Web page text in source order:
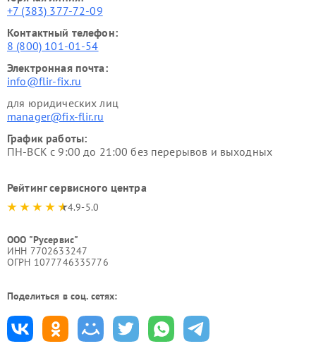
+7 (383) 377-72-09
Контактный телефон:
8 (800) 101-01-54
Электронная почта:
info@flir-fix.ru
для юридических лиц
manager@fix-flir.ru
График работы:
ПН-ВСК с 9:00 до 21:00 без перерывов и выходных
Рейтинг сервисного центра
4.9-5.0
ООО "Русервис"
ИНН 7702633247
ОГРН 1077746335776
Поделиться в соц. сетях: